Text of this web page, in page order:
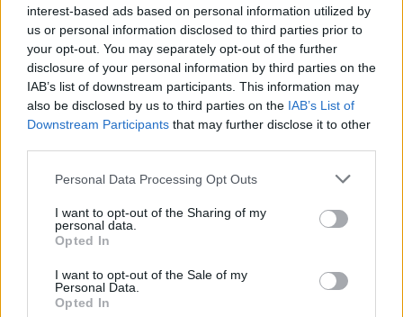
interest-based ads based on personal information utilized by
us or personal information disclosed to third parties prior to
your opt-out. You may separately opt-out of the further
disclosure of your personal information by third parties on the
IAB’s list of downstream participants. This information may
also be disclosed by us to third parties on the IAB’s List of
Downstream Participants that may further disclose it to other
Personal Data Processing Opt Outs
I want to opt-out of the Sharing of my
personal data.
Opted In
I want to opt-out of the Sale of my
Personal Data.
Opted In
Nyelvvizsgára készülsz? Öt hasznos tipp a
felkészüléshez: hallás utáni szövegértés
Fülhallgató a fejre, toll a kézbe - ha alaposan felkészülsz, nem lehet
problémád a nyelvvizsga hallás utáni szövegértést mérő részével. De
hogyan érdemes készülni ezekre a feladatokra a nyelvvizsga előtt?